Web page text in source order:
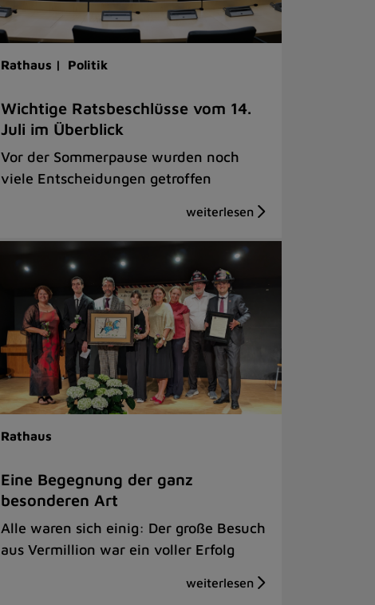
Rathaus | Politik
Wichtige Ratsbeschlüsse vom 14.
Juli im Überblick
Vor der Sommerpause wurden noch
viele Entscheidungen getroffen
Rathaus
Eine Begegnung der ganz
besonderen Art
Alle waren sich einig: Der große Besuch
aus Vermillion war ein voller Erfolg